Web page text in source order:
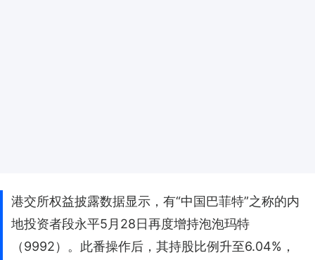
港交所权益披露数据显示，有“中国巴菲特”之称的内
地投资者段永平5月28日再度增持泡泡玛特
（9992）。此番操作后，其持股比例升至6.04%，